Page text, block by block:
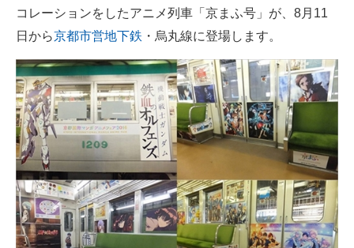
スマホと通信の最新トレンド
好きが集まる 比べて選べる
ビジネスと働き方のヒント
AI活用のいまが分かる
企業ITのトレンドを詳説
経営リーダーのコミュニティ
コレーションをしたアニメ列車「京まふ号」が、8月11
日から京都市営地下鉄 ・烏丸線に登場します。